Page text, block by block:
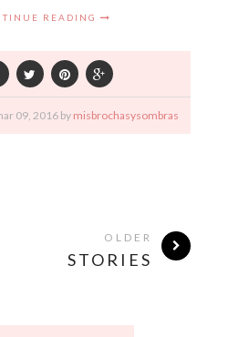
READING
09, 2016 by misbrochasysombras
OLDER
STORIES